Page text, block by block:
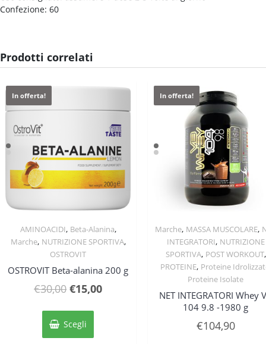
Confezione: 60
Prodotti correlati
In offerta!
Quick View
AMINOACIDI, Beta-Alanina,
Marche, NUTRIZIONE SPORTIVA,
OSTROVIT
OSTROVIT Beta-alanina 200 g
€30,00 Il
originale
era:
€15,00Il
Scegli
In offerta!
Quick View
Marche, MASSA MUSCOLARE,
INTEGRATORI, NUTRIZIONE
SPORTIVA, POST WORKOUT,
PROTEINE, Proteine
Proteine Isolate
NET INTEGRATORI Whey
104 9.8 -1980 g
€104,90